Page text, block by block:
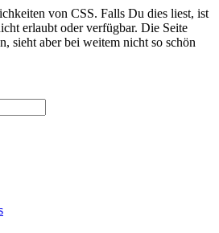
von CSS. Falls Du dies liest, ist
erlaubt oder verfügbar. Die Seite
sieht aber bei weitem nicht so schön